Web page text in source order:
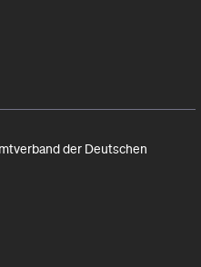
der Deutschen